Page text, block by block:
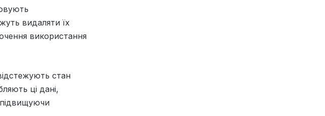
видаляти їх
використання
стан
ці дані,